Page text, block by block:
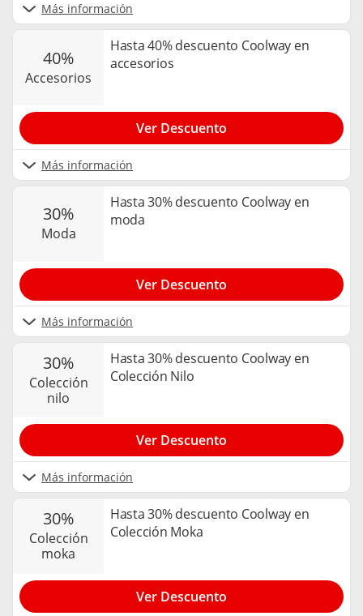
Más información
40%
accesorios
Hasta 40% descuento Coolway en
accesorios
Más información
Ver Descuento
30%
moda
Hasta 30% descuento Coolway en
moda
Más información
Ver Descuento
30%
colección
nilo
Hasta 30% descuento Coolway en
Colección Nilo
Más información
Ver Descuento
30%
colección
moka
Hasta 30% descuento Coolway en
Colección Moka
Ver Descuento